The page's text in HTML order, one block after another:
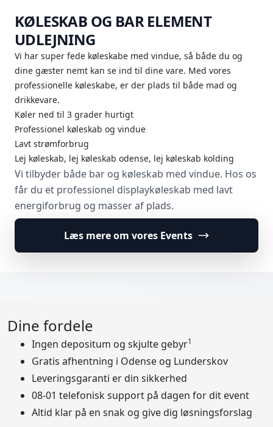
KØLESKAB OG BAR ELEMENT
UDLEJNING
Vi har super fede køleskabe med vindue, så både du og
dine gæster nemt kan se ind til dine vare. Med vores
professionelle køleskabe, er der plads til både mad og
drikkevare.
Køler ned til 3 grader hurtigt
Professionel køleskab og vindue
Lavt strømforbrug
Lej køleskab, lej køleskab odense, lej køleskab kolding
Vi tilbyder både bar og køleskab med vindue. Hos os
får du et professionel displaykøleskab med lavt
energiforbrug og masser af plads.
Læs mere om vores Events
Dine fordele
Ingen depositum og skjulte gebyr1
Gratis afhentning i Odense og Lunderskov
Leveringsgaranti er din sikkerhed
08-01 telefonisk support på dagen for dit event
Altid klar på en snak og give dig løsningsforslag